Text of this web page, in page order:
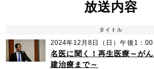
放送内容
タイトル
2024年12月8日（日）午後1：
名医に聞く！再生医療～が
建治療まで～